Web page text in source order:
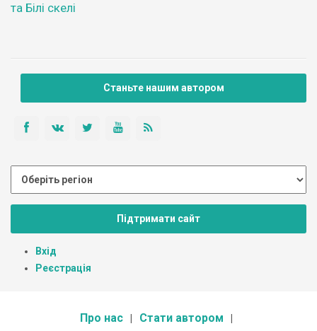
та Білі скелі
Станьте нашим автором
Підтримати сайт
Вхід
Реєстрація
Про нас Стати автором